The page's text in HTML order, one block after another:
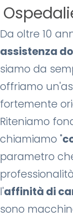
Da oltre 10
assistenza
siamo da
offriamo
fortemente
Riteniamo
chiamiamo "
parametro
l'affinità di
sono